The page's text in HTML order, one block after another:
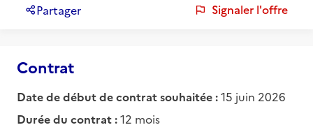
Partager Signaler l'offre
Contrat
Date de début de contrat souhaitée :15 juin 2026
Durée du contrat :12 mois